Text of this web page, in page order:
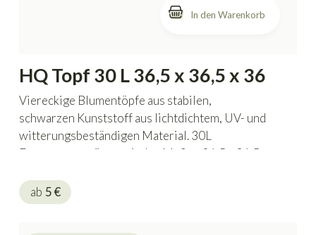
In den Warenkorb
HQ Topf 30 L 36,5 x 36,5 x 36
Viereckige Blumentöpfe aus stabilen,
schwarzen Kunststoff aus lichtdichtem, UV- und
witterungsbeständigen Material. 30L
Fassungsvermögen mit den Maßen 36,5 x 36,5 x
ab 5€